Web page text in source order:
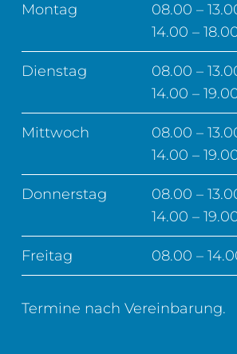
Montag
08.00 –
14.00 –
Dienstag
08.00 –
14.00 –
Mittwoch
08.00 –
14.00 –
Donnerstag
08.00 –
14.00 –
Freitag 08.00 –
Termine nach Vereinbarung.